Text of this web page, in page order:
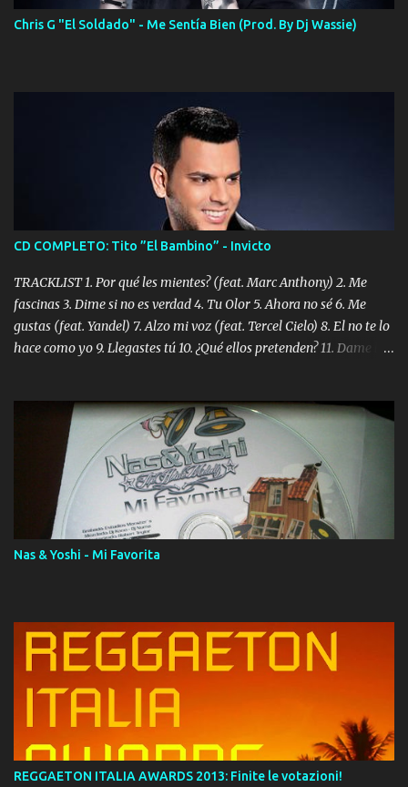
Chris G "El Soldado" - Me Sentía Bien (Prod. By Dj Wassie)
CD COMPLETO: Tito ”El Bambino” - Invicto
TRACKLIST 1. Por qué les mientes? (feat. Marc Anthony) 2. Me
fascinas 3. Dime si no es verdad 4. Tu Olor 5. Ahora no sé 6. Me
gustas (feat. Yandel) 7. Alzo mi voz (feat. Tercel Cielo) 8. El no te lo
hace como yo 9. Llegastes tú 10. ¿Qué ellos pretenden? 11. Dame la
Digital Booklet – Invicto ----------------------------- Nota:
Album proposto al massimo della qualità in formato iTunes Plus
AAC M4A; comprato su iTunes e a disposizione vostra per il
download. REGGAETON ITALIA Nosotros Somos Los Del
Momento!
Nas & Yoshi - Mi Favorita
REGGAETON ITALIA AWARDS 2013: Finite le votazioni!